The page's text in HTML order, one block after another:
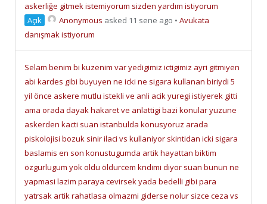
askerliğe gitmek istemiyorum sizden yardım istiyorum
Açık
Anonymous asked 11 sene ago • Avukata
danışmak istiyorum
Selam benim bi kuzenim var yedigimiz ictigimiz ayri gitmiyen
abi kardes gibi buyuyen ne icki ne sigara kullanan biriydi 5
yil önce askere mutlu istekli ve anli acik yuregi istiyerek gitti
ama orada dayak hakaret ve anlattigi bazi konular yuzune
askerden kacti suan istanbulda konusyoruz arada
piskolojisi bozuk sinir ilaci vs kullaniyor skintidan icki sigara
baslamis en son konustugumda artik hayattan biktim
özgurlugum yok oldu öldurcem kndimi diyor suan bunun ne
yapmasi lazim paraya cevirsek yada bedelli gibi para
yatrsak artik rahatlasa olmazmi giderse nolur sizce ceza vs